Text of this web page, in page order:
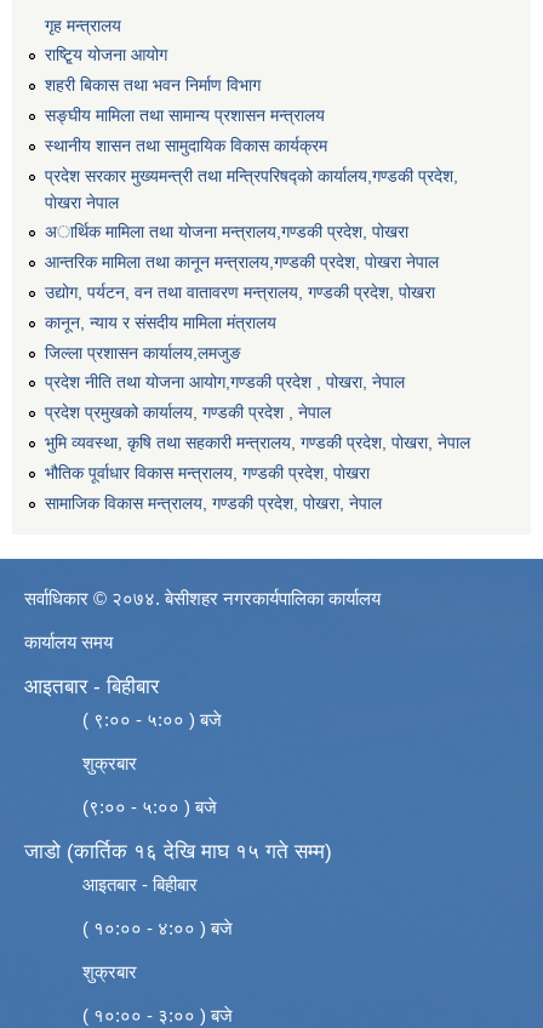
गृह मन्त्रालय
राष्टि्ृय योजना आयोग
शहरी बिकास तथा भवन निर्माण विभाग
सङ्घीय मामिला तथा सामान्य प्रशासन मन्त्रालय
स्थानीय शासन तथा सामुदायिक विकास कार्यक्रम
प्रदेश सरकार मुख्यमन्त्री तथा मन्त्रिपरिषद्को कार्यालय,गण्डकी प्रदेश,
पाेखरा नेपाल
अार्थिक मामिला तथा योजना मन्त्रालय,गण्डकी प्रदेश, पोखरा
आन्तरिक मामिला तथा कानून मन्त्रालय,गण्डकी प्रदेश, पाेखरा नेपाल
उद्योग, पर्यटन, वन तथा वातावरण मन्त्रालय, गण्डकी प्रदेश, पोखरा
कानून, न्याय र संसदीय मामिला मंत्रालय
जिल्ला प्रशासन कार्यालय,लमजुङ
प्रदेश नीति तथा योजना आयोग,गण्डकी प्रदेश , पोखरा, नेपाल
प्रदेश प्रमुखको कार्यालय, गण्डकी प्रदेश , नेपाल
भुमि व्यवस्था, कृषि तथा सहकारी मन्त्रालय, गण्डकी प्रदेश, पोखरा, नेपाल
भौतिक पूर्वाधार विकास मन्त्रालय, गण्डकी प्रदेश, पाेखरा
सामाजिक विकास मन्त्रालय, गण्डकी प्रदेश, पोखरा, नेपाल
सर्वाधिकार © २०७४. बेसीशहर नगरकार्यपालिका कार्यालय
कार्यालय समय
आइतबार - बिहीबार
( ९:०० - ५:०० ) बजे
शुक्रबार
(९:०० - ५:०० ) बजे
जाडो (कार्तिक १६ देखि माघ १५ गते सम्म)
आइतबार - बिहीबार
( १०:०० - ४:०० ) बजे
शुक्रबार
( १०:०० - ३:०० ) बजे